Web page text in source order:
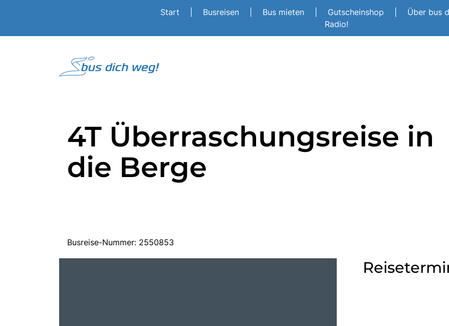
Start Busreisen Bus mieten Gutscheinshop
Über bus
Radio!
4T Überraschungsreise in
die Berge
Busreise-Nummer: 2550853